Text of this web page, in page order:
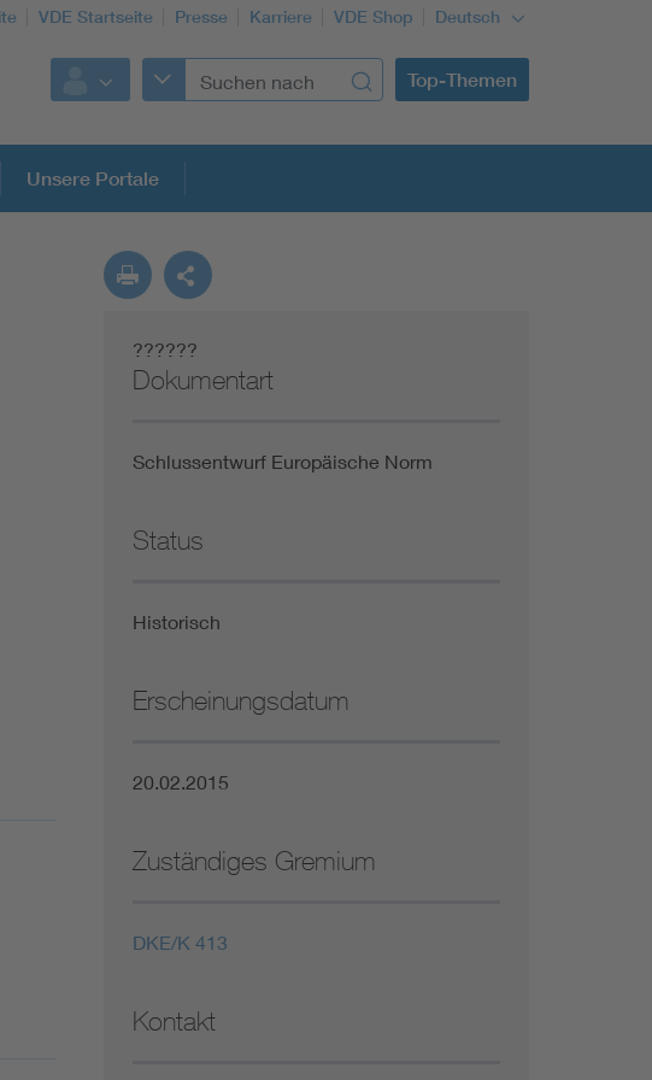
VDE Startseite Presse Karriere VDE Shop Deutsch
Top-Themen
der Normung
Funktionale Sicherheit schützt den Menschen
Not- und Sicherheitsbeleuchtung
Unsere Portale
??????
Dokumentart
Schlussentwurf Europäische Norm
Status
Historisch
Erscheinungsdatum
20.02.2015
Zuständiges Gremium
DKE/K 413
Kontakt